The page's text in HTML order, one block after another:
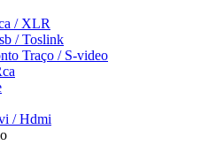
/ XLR
/ Toslink
Traço / S-video
/ Hdmi